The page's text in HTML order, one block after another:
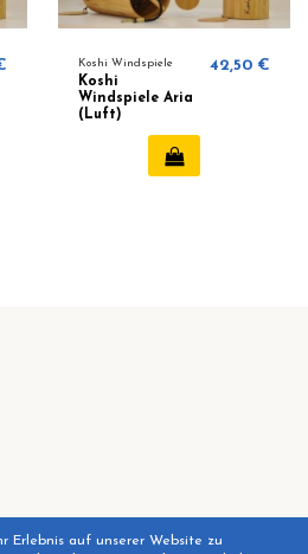
Koshi Windspiele
Koshi
Windspiele Aria
(Luft)
42,50 €
Erlebnis auf unserer Website zu